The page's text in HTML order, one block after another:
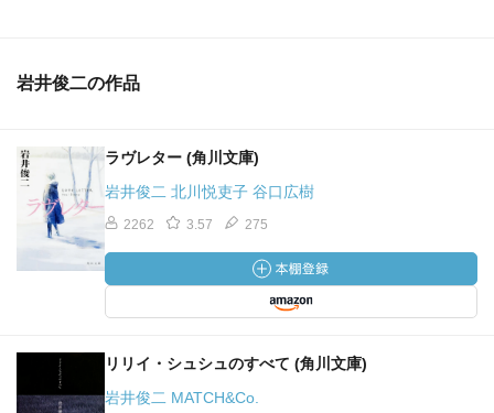
岩井俊二の作品
ラヴレター (角川文庫)
岩井俊二 北川悦吏子 谷口広樹
2262 3.57 275
リリイ・シュシュのすべて (角川文庫)
岩井俊二 MATCH&Co.